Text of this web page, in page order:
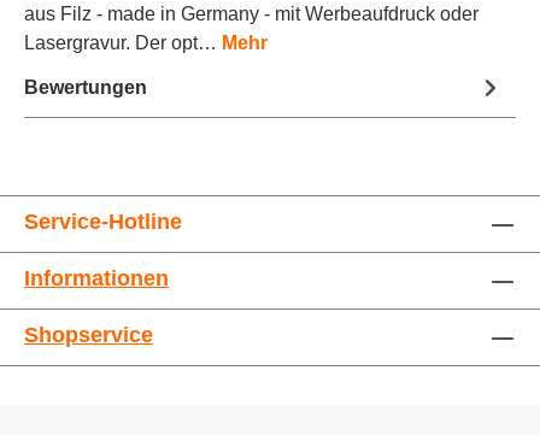
aus Filz - made in Germany - mit Werbeaufdruck oder
Lasergravur. Der opt… Mehr
Bewertungen
Service-Hotline
Informationen
Shopservice
Animationen stoppen Überschriften hervorheben